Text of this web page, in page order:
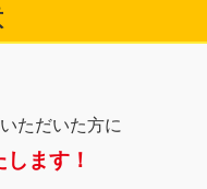
ただいた方に
ます！